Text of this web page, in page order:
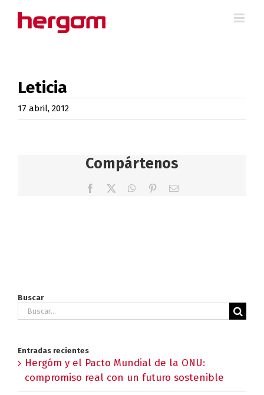
Leticia
17 abril, 2012
Compártenos
Facebook WhatsApp
PinterestCorreo
Buscar
Buscar:
Entradas recientes
Hergóm y el Pacto Mundial de la ONU:
compromiso real con un futuro sostenible